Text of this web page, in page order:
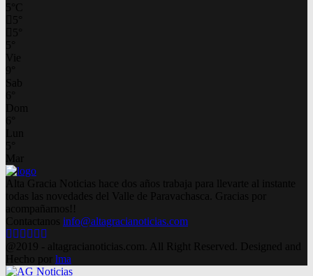
5 C
5
5
5
Vie
9
Sab
6
Dom
6
Lun
5
Mar
Alta Gracia Noticias hace dos años trabaja para llevarte al instante
todas las novedades del Valle de Paravachasca. Gracias por
acompañarnos!!
Contactanos info@altagracianoticias.com
Facebook
Twitter
Instagram
Pinterest
Google
@2019 - altagracianoticias.com. All Right Reserved. Designed and
Hecho por lma